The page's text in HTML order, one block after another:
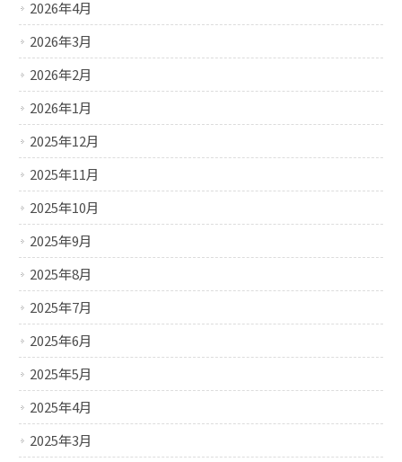
2026年4月
2026年3月
2026年2月
2026年1月
2025年12月
2025年11月
2025年10月
2025年9月
2025年8月
2025年7月
2025年6月
2025年5月
2025年4月
2025年3月